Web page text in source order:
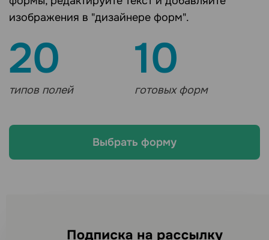
изображения в "дизайнере форм".
20
типов полей
10
готовых форм
Выбрать форму